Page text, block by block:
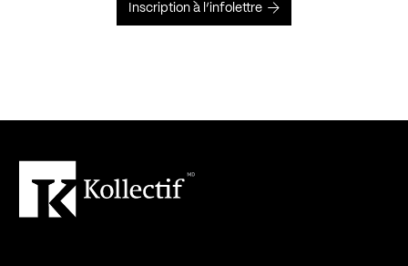
Inscription à l’infolettre